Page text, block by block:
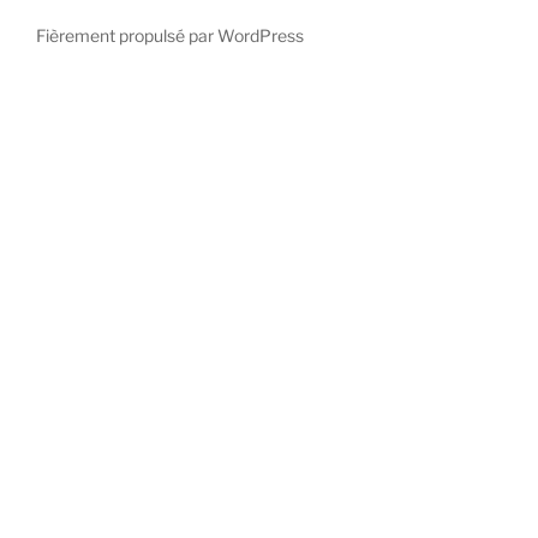
Fièrement propulsé par WordPress